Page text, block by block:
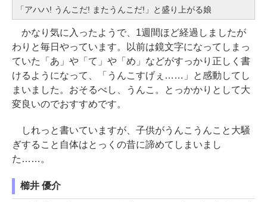
「アハハ! うんこだ! またうんこだ!」と盛り上がる娘
かなり気に入ったようで、1週間ほど経過しましたが
わりと毎日やっています。以前は鏡文字になってしまっ
ていた「あ」や「て」や「め」などがすっかり正しく書
けるようになって、「うんこすげぇ……」と感動してし
まいました。おそるべし、うんこ。とっかかりとして大
変良いのでおすすめです。
しれっと書いていますが、子供がうんこうんこと大騒
ぎすること自体はとっくの昔に諦めてしまいまし
た……。
櫛井 優介